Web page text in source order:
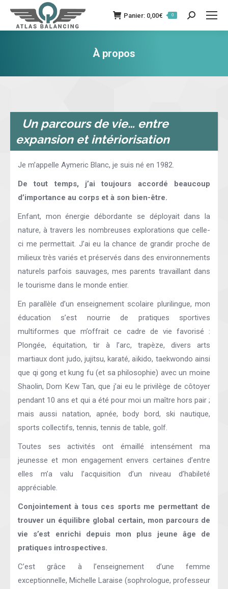
Panier: 0,00€ 0 Search:
Vous êtes ici :
À propos
Un parcours de vie… entre
expansion et intériorisation
Je m’appelle Aymeric Blanc, je suis né en 1982.
De tout temps, j’ai toujours accordé beaucoup
d’importance au corps et à son bien-être.
Enfant, mon énergie débordante se déployait dans la
nature, à travers les nombreuses explorations que celle-
ci me permettait. J’ai eu la chance de grandir proche de
milieux très variés et préservés dans des environnements
naturels parfois sauvages, mes parents travaillant dans
le tourisme dans le monde entier.
En parallèle d’un enseignement scolaire plurilingue, mon
éducation s’est nourrie de pratiques sportives
multiformes que m’offrait ce cadre de vie favorisé :
Plongée, équitation, tir à l’arc, trapèze, divers arts
martiaux dont judo, jujitsu, karaté, aïkido, taekwondo ainsi
que qi gong et kung fu (et sa philosophie) avec un moine
Shaolin, Dom Kew Tan, que j’ai eu le privilège de côtoyer
pendant 10 ans et qui a été pour moi un maître hors pair ;
mais aussi natation, apnée, body bord, ski nautique,
sports collectifs, tennis, tennis de table, golf.
Toutes ses activités ont émaillé intensément ma
jeunesse et mon engagement envers certaines d’entre
elles m’a valu l’acquisition d’un niveau d’habileté
appréciable.
Conjointement à tous ces sports me permettant de
trouver un équilibre global certain, mon parcours de
vie s’est enrichi depuis mon plus jeune âge de
pratiques introspectives.
C’est grâce à l’enseignement d’une femme
exceptionnelle, Michelle Laraise (sophrologue, professeur